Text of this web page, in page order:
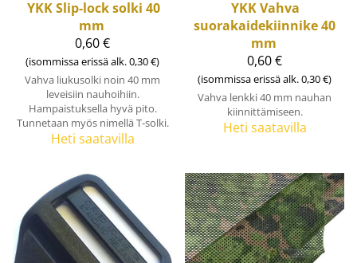
YKK Slip-lock solki 40
mm
0,60 €
(isommissa erissä alk. 0,30 €)
Vahva liukusolki noin 40 mm
leveisiin nauhoihiin.
Hampaistuksella hyvä pito.
Tunnetaan myös nimellä T-solki.
Heti saatavilla
YKKVahva
suorakaidekiinnike 40
mm
0,60 €
(isommissa erissä alk. 0,30 €)
Vahva lenkki 40 mm nauhan
kiinnittämiseen.
Heti saatavilla